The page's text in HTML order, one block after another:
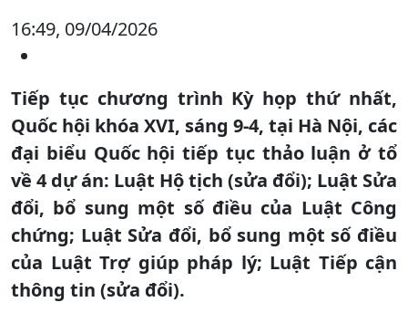
16:49, 09/04/2026
Tiếp tục chương trình Kỳ họp thứ nhất,
Quốc hội khóa XVI, sáng 9-4, tại Hà Nội, các
đại biểu Quốc hội tiếp tục thảo luận ở tổ
về 4 dự án: Luật Hộ tịch (sửa đổi); Luật Sửa
đổi, bổ sung một số điều của Luật Công
chứng; Luật Sửa đổi, bổ sung một số điều
của Luật Trợ giúp pháp lý; Luật Tiếp cận
thông tin (sửa đổi).